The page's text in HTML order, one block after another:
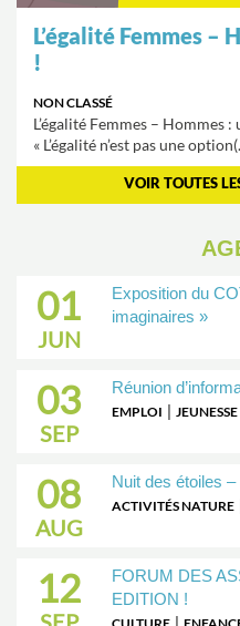
L’égalité Femmes
!
NON CLASSÉ
L’égalité Femmes – Hommes
« L’égalité n’est pas une
VOIR TOUTES
01
JUN
Exposition du
imaginaires »
03
SEP
Réunion
EMPLOI | JEUNESSE
08
AUG
Nuit des étoiles
ACTIVITÉS NATURE
12
FORUM DES
EDITION !
|